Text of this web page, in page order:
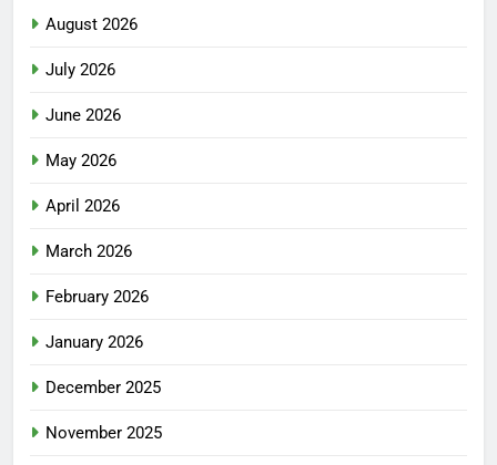
August 2026
July 2026
June 2026
May 2026
April 2026
March 2026
February 2026
January 2026
December 2025
November 2025